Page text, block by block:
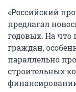
«Российский
предлагал
годовых. На что
граждан,
параллельно
строительных